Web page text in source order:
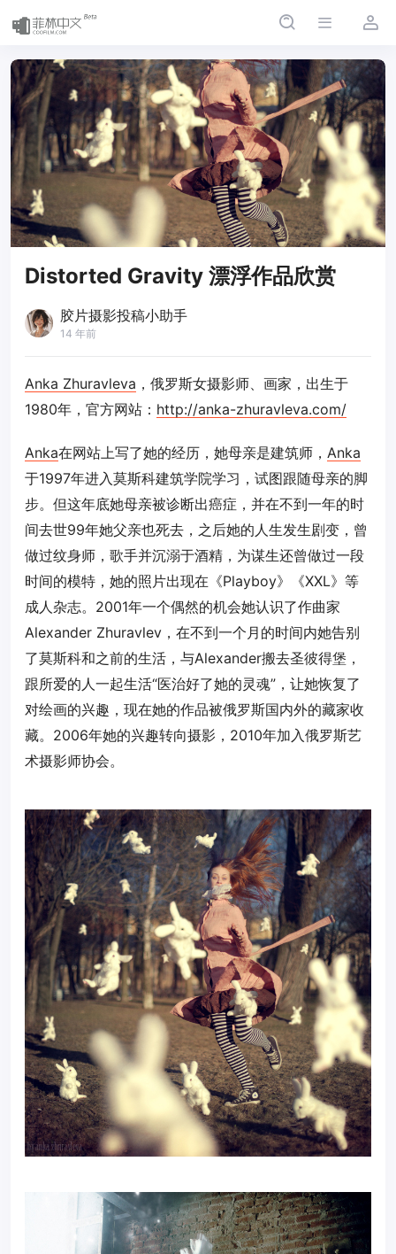
Distorted Gravity 漂浮作品欣赏
胶片摄影投稿小助手
14 年前
Anka Zhuravleva ，俄罗斯女摄影师、画家，出生于
1980年，官方网站： http://anka-zhuravleva.com/
Anka在网站上写了她的经历，她母亲是建筑师， Anka
于1997年进入莫斯科建筑学院学习，试图跟随母亲的脚
步。但这年底她母亲被诊断出癌症，并在不到一年的时
间去世99年她父亲也死去，之后她的人生发生剧变，曾
做过纹身师，歌手并沉溺于酒精，为谋生还曾做过一段
时间的模特，她的照片出现在《Playboy》《XXL》等
成人杂志。2001年一个偶然的机会她认识了作曲家
Alexander Zhuravlev，在不到一个月的时间内她告别
了莫斯科和之前的生活，与Alexander搬去圣彼得堡，
跟所爱的人一起生活“医治好了她的灵魂”，让她恢复了
对绘画的兴趣，现在她的作品被俄罗斯国内外的藏家收
藏。2006年她的兴趣转向摄影，2010年加入俄罗斯艺
术摄影师协会。